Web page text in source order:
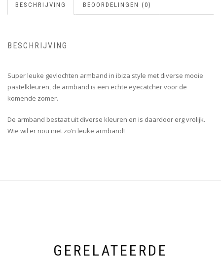
BESCHRIJVING BEOORDELINGEN (0)
BESCHRIJVING
Super leuke gevlochten armband in ibiza style met diverse mooie
pastelkleuren, de armband is een echte eyecatcher voor de
komende zomer.
De armband bestaat uit diverse kleuren en is daardoor erg vrolijk.
Wie wil er nou niet zo’n leuke armband!
GERELATEERDE